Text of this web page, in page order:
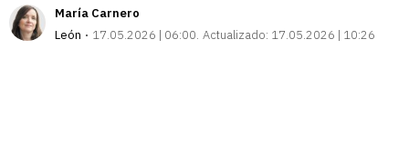
María Carnero
León
17.05.2026 | 06:00 Actualizado: 17.05.2026 | 10:26